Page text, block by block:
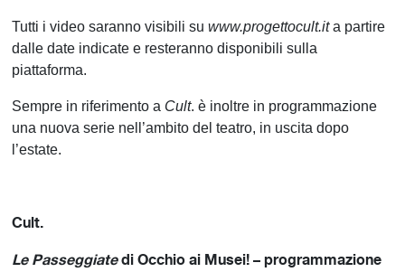
Tutti i video saranno visibili suwww.progettocult.ita partire
dalle date indicate e resteranno disponibili sulla
piattaforma.
Sempre in riferimento a Cult. è inoltre in programmazione
una nuova serie nell’ambito del teatro, in uscita dopo
l’estate.
Cult.
Le Passeggiatedi Occhio ai Musei! – programmazione